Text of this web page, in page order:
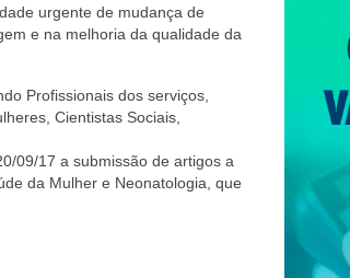
urgente de mudança de
e na melhoria da qualidade da
Profissionais dos serviços,
Cientistas Sociais,
09/17 a submissão de artigos a
da Mulher e Neonatologia, que